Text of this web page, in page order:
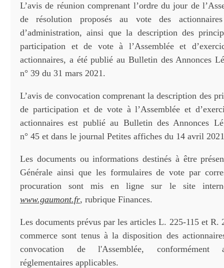
L’avis de réunion comprenant l’ordre du jour de
de résolution proposés au vote des
d’administration, ainsi que la description des
participation et de vote à l’Assemblée et
actionnaires, a été publié au Bulletin des Annonces
n° 39 du 31 mars 2021.
L’avis de convocation comprenant la description des
de participation et de vote à l’Assemblée et
actionnaires est publié au Bulletin des Annonces
n° 45 et dans le journal Petites affiches du 14 avril
Les documents ou informations destinés à être
Générale ainsi que les formulaires de vote par
procuration sont mis en ligne sur le site
www.gaumont.fr, rubrique Finances.
Les documents prévus par les articles L. 225-115 et R.
commerce sont tenus à la disposition des
convocation de l'Assemblée, conformément
réglementaires applicables.